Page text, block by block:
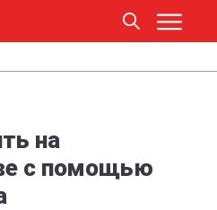
на
с помощью